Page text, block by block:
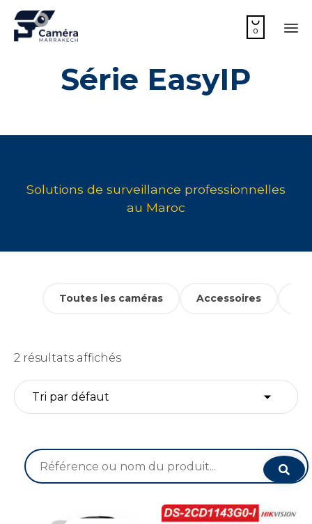

0
Série EasyIP
Toutes les caméras Accessoires
2 résultats affichés
Recherche
pour :